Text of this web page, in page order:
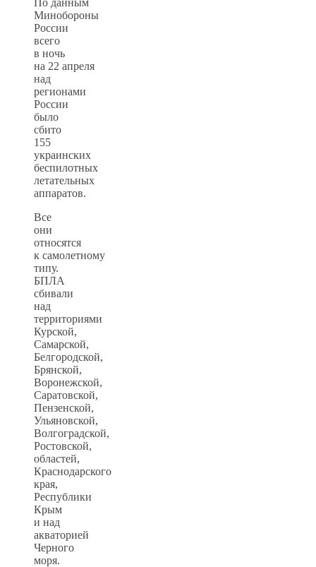
Минобороны
России
всего
в ночь
на 22 апреля
над
регионами
России
было
сбито
155
украинских
беспилотных
летательных
аппаратов.
Все
они
относятся
к самолетному
типу.
БПЛА
сбивали
над
территориями
Курской,
Самарской,
Белгородской,
Брянской,
Воронежской,
Саратовской,
Пензенской,
Ульяновской,
Волгоградской,
Ростовской,
областей,
Краснодарского
края,
Республики
Крым
и над
акваторией
Черного
моря.